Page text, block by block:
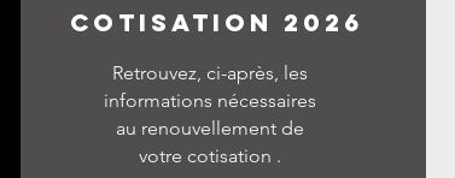
COTISATION 2026
Retrouvez, ci-après, les
informations nécessaires
au renouvellement de
votre cotisation .